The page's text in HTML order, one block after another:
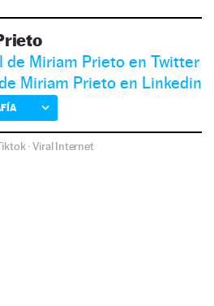
de Miriam Prieto en Twitter
Miriam Prieto en Linkedin
·Viral Internet